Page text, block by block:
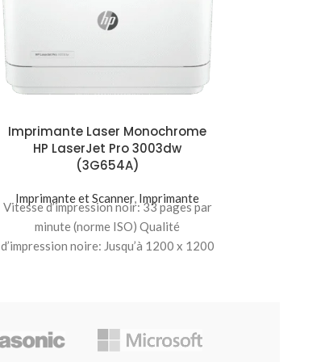
Imprimante Laser Monochrome
HP LaserJet Pro 3003dw
(3G654A)
Imprimante et Scanner, Imprimante
Vitesse d’impression noir: 33 pages par
minute (norme ISO) Qualité
d’impression noire: Jusqu’à 1200 x 1200